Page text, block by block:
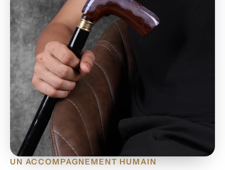
UN ACCOMPAGNEMENT HUMAIN